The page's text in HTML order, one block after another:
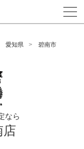
タン*/
愛知県
碧南市
なら
店